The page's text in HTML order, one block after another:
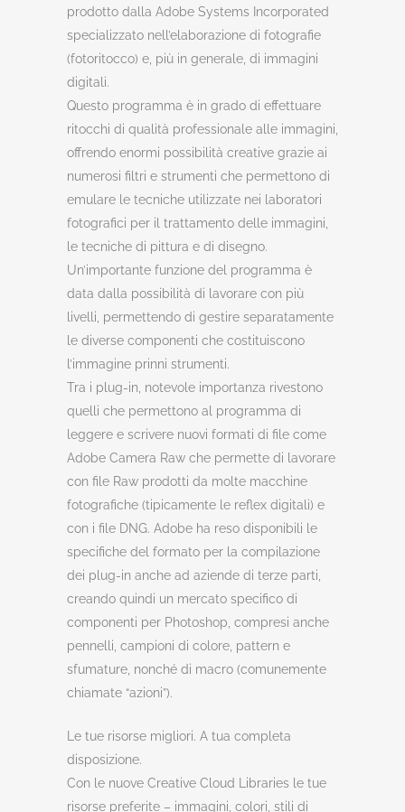
prodotto dalla Adobe Systems Incorporated
specializzato nell’elaborazione di fotografie
(fotoritocco) e, più in generale, di immagini
digitali.
Questo programma è in grado di effettuare
ritocchi di qualità professionale alle immagini,
offrendo enormi possibilità creative grazie ai
numerosi filtri e strumenti che permettono di
emulare le tecniche utilizzate nei laboratori
fotografici per il trattamento delle immagini,
le tecniche di pittura e di disegno.
Un’importante funzione del programma è
data dalla possibilità di lavorare con più
livelli, permettendo di gestire separatamente
le diverse componenti che costituiscono
l’immagine prinni strumenti.
Tra i plug-in, notevole importanza rivestono
quelli che permettono al programma di
leggere e scrivere nuovi formati di file come
Adobe Camera Raw che permette di lavorare
con file Raw prodotti da molte macchine
fotografiche (tipicamente le reflex digitali) e
con i file DNG. Adobe ha reso disponibili le
specifiche del formato per la compilazione
dei plug-in anche ad aziende di terze parti,
creando quindi un mercato specifico di
componenti per Photoshop, compresi anche
pennelli, campioni di colore, pattern e
sfumature, nonché di macro (comunemente
chiamate “azioni”).
Le tue risorse migliori. A tua completa
disposizione.
Con le nuove Creative Cloud Libraries le tue
risorse preferite – immagini, colori, stili di